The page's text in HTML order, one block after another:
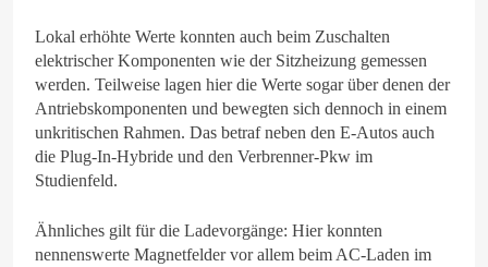
Lokal erhöhte Werte konnten auch beim Zuschalten
elektrischer Komponenten wie der Sitzheizung gemessen
werden. Teilweise lagen hier die Werte sogar über denen der
Antriebskomponenten und bewegten sich dennoch in einem
unkritischen Rahmen. Das betraf neben den E-Autos auch
die Plug-In-Hybride und den Verbrenner-Pkw im
Studienfeld.
Ähnliches gilt für die Ladevorgänge: Hier konnten
nennenswerte Magnetfelder vor allem beim AC-Laden im